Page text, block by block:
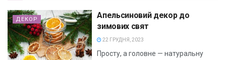
ДЕКОР
Апельсиновий декор до
зимових свят
22 ГРУДНЯ, 2023
Просту, а головне — натуральну